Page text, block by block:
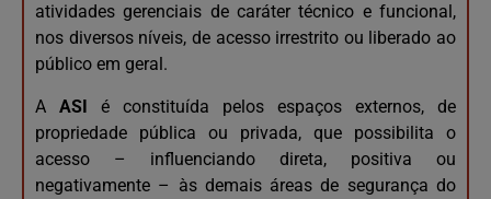
atividades gerenciais de caráter técnico e funcional,
nos diversos níveis, de acesso irrestrito ou liberado ao
público em geral.
A ASI é constituída pelos espaços externos, de
propriedade pública ou privada, que possibilita o
acesso – influenciando direta, positiva ou
negativamente – às demais áreas de segurança do